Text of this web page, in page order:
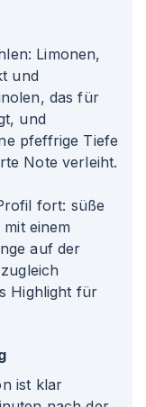
Limonen,
und
das für
und
pfeffrige Tiefe
Note verleiht.
fort: süße
einem
auf der
Highlight für
ist klar